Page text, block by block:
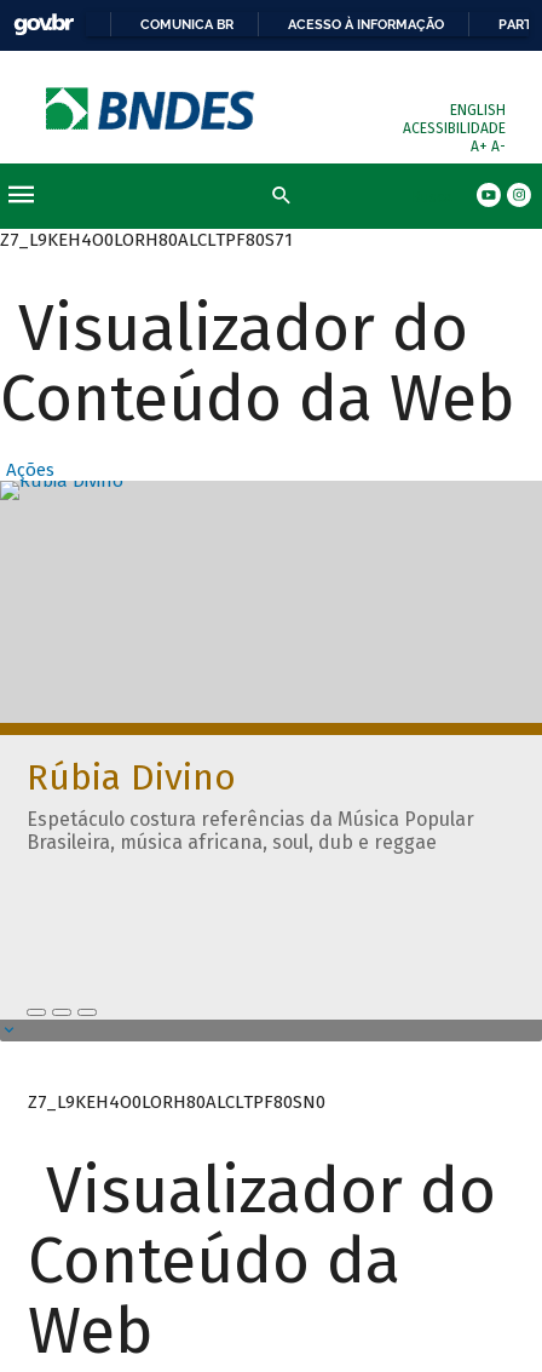
COMUNICA BR ACESSO À INFORMAÇÃO
ENGLISH
ACESSIBILIDADE
A+ A-
Z7_L9KEH4O0LORH80ALCLTPF80S71
Visualizador do
Conteúdo da Web
Ações
Destaques
Rúbia Divino
Espetáculo costura referências da Música Popular
Brasileira, música africana, soul, dub e reggae
Z7_L9KEH4O0LORH80ALCLTPF80SN0
Visualizador do
Conteúdo da
Web